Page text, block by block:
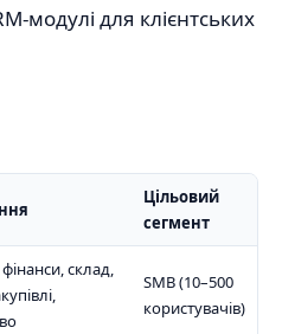
модулі для клієнтських
Цільовий
сегмент
склад,
SMB (10–500
користувачів)